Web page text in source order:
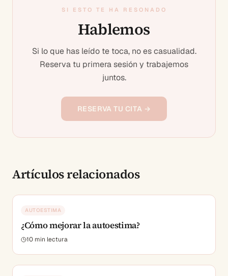
SI ESTO TE HA RESONADO
Hablemos
Si lo que has leído te toca, no es casualidad.
Reserva tu primera sesión y trabajemos
juntos.
RESERVA TU CITA →
Artículos relacionados
AUTOESTIMA
¿Cómo mejorar la autoestima?
10 min lectura